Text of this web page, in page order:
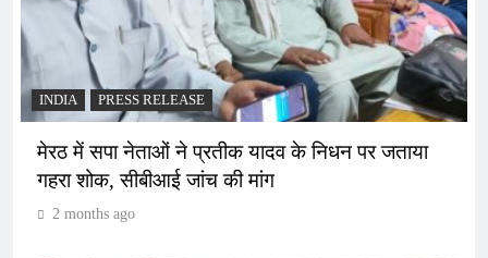
INDIA PRESS RELEASE
मेरठ में सपा नेताओं ने प्रतीक यादव के निधन पर जताया
गहरा शोक, सीबीआई जांच की मांग
2 months ago